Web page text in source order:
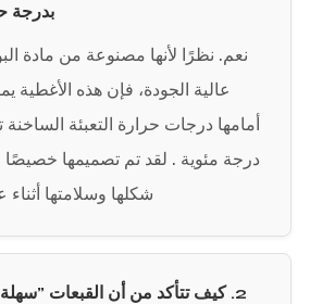
بدرجة
نعم. نظرًا لأنها مصنوعة من مادة
عالية الجودة، فإن هذه الأغطية
أمامها
درجة مئوية . لقد تم تصميمها
شكلها وسلامتها أثناء
2. كيف تتأكد من أن القبعات "سهلة